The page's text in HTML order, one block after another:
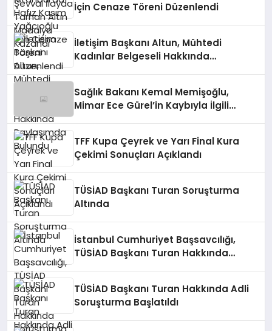
İçin Cenaze Töreni Düzenlendi
İletişim Başkanı Altun, Mühtedi
Kadınlar Belgeseli Hakkında
Sağlık Bakanı Kemal Memişoğlu,
Mimar Ece Gürel’in Kaybıyla İlgili
TFF Kupa Çeyrek ve Yarı Final Kura
Çekimi Sonuçları Açıklandı
TÜSİAD Başkanı Turan Soruşturma
Altında
İstanbul Cumhuriyet Başsavcılığı,
TÜSİAD Başkanı Turan Hakkında
TÜSİAD Başkanı Turan Hakkında Adli
Soruşturma Başlatıldı